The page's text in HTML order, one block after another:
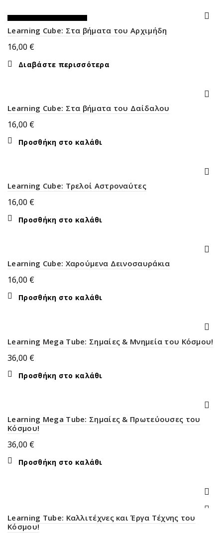
ΕΚΤΌΣ ΑΠΟΘΈΜΑΤΟΣ
Learning Cube: Στα βήματα του Αρχιμήδη
16,00 €
Διαβάστε περισσότερα
Learning Cube: Στα βήματα του Δαίδαλου
16,00 €
Προσθήκη στο καλάθι
Learning Cube: Τρελοί Αστροναύτες
16,00 €
Προσθήκη στο καλάθι
Learning Cube: Χαρούμενα Δεινοσαυράκια
16,00 €
Προσθήκη στο καλάθι
Learning Mega Tube: Σημαίες & Μνημεία του Κόσμου!
36,00 €
Προσθήκη στο καλάθι
Learning Mega Tube: Σημαίες & Πρωτεύουσες του
Κόσμου!
36,00 €
Προσθήκη στο καλάθι
Learning Tube: Καλλιτέχνες και Έργα Τέχνης του
Κόσμου!